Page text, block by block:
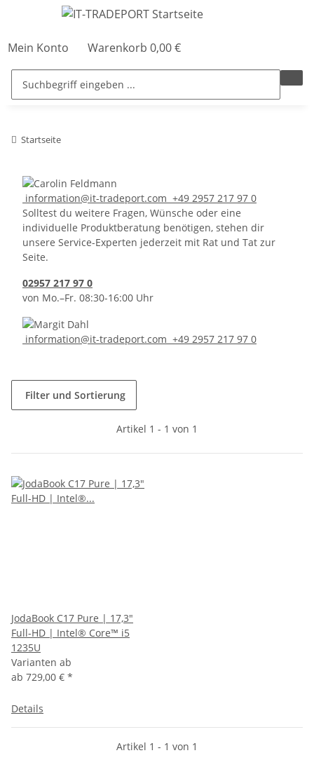
Mein Konto Warenkorb 0,00 €
Startseite
information@it-tradeport.com +49 2957 217 97 0
Solltest du weitere Fragen, Wünsche oder eine
individuelle Produktberatung benötigen, stehen dir
unsere Service-Experten jederzeit mit Rat und Tat zur
Seite.
02957 217 97 0
von Mo.–Fr. 08:30-16:00 Uhr
information@it-tradeport.com +49 2957 217 97 0
Filter und Sortierung
Artikel 1 - 1 von 1
JodaBook C17 Pure | 17,3"
Full-HD | Intel® Core™ i5
1235U
Varianten ab
ab 729,00 € *
Details
Artikel 1 - 1 von 1